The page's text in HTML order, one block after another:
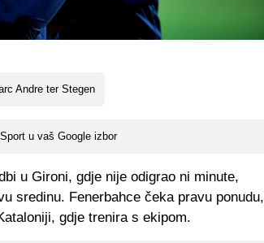
Andre ter Stegen
u vaš Google izbor
u Gironi, gdje nije odigrao ni minute,
sredinu. Fenerbahce čeka pravu ponudu,
gdje trenira s ekipom.